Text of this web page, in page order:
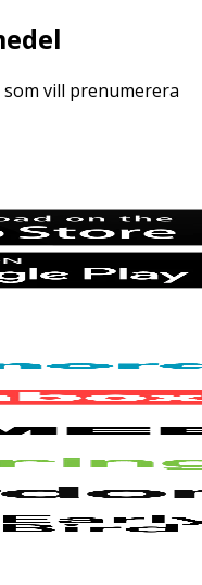
vill prenumerera